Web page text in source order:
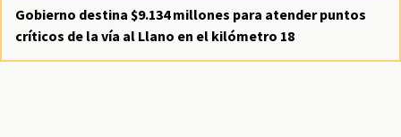
Gobierno destina $9.134 millones para atender puntos
críticos de la vía al Llano en el kilómetro 18